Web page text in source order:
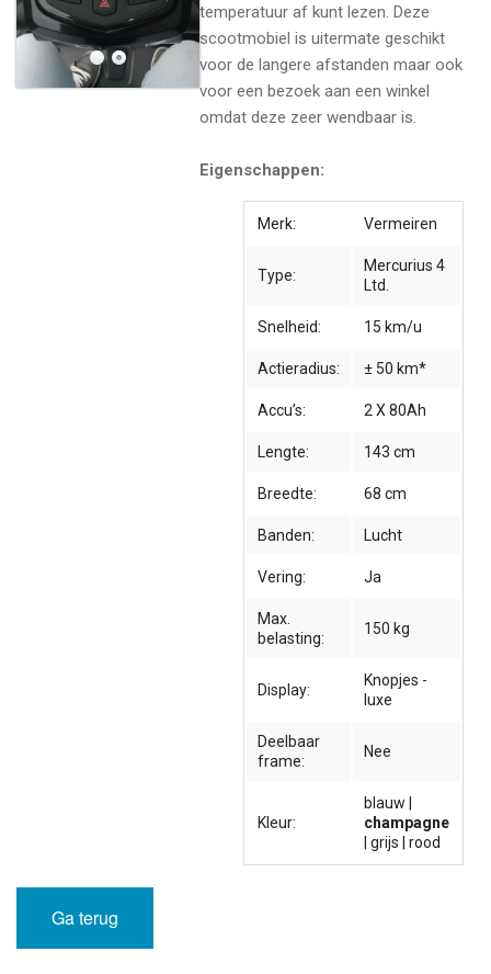
temperatuur af kunt lezen. Deze
scootmobiel is uitermate geschikt
voor de langere afstanden maar ook
voor een bezoek aan een winkel
omdat deze zeer wendbaar is.
Eigenschappen:
Merk: Vermeiren
Type:
Mercurius 4
Ltd.
Snelheid: 15 km/u
Actieradius: ± 50 km*
Accu’s: 2 X 80Ah
Lengte: 143 cm
Breedte: 68 cm
Banden: Lucht
Vering: Ja
Max.
belasting:
150 kg
Display:
Knopjes -
luxe
Deelbaar
frame:
Nee
Kleur:
blauw |
champagne
| grijs | rood
Ga terug